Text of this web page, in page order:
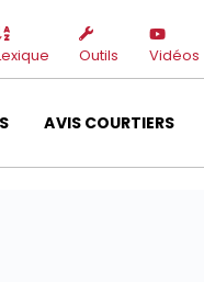
Outils Vidéos
AVIS COURTIERS